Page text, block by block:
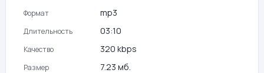
Формат mp3
Длительность 03:10
Качество 320 kbps
Размер 7.23 мб.